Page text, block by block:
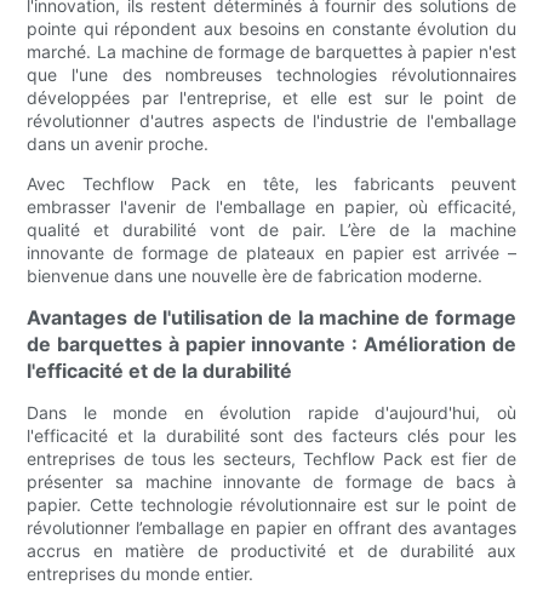
l'innovation, ils restent déterminés à fournir des solutions de
pointe qui répondent aux besoins en constante évolution du
marché. La machine de formage de barquettes à papier n'est
que l'une des nombreuses technologies révolutionnaires
développées par l'entreprise, et elle est sur le point de
révolutionner d'autres aspects de l'industrie de l'emballage
dans un avenir proche.
Avec Techflow Pack en tête, les fabricants peuvent
embrasser l'avenir de l'emballage en papier, où efficacité,
qualité et durabilité vont de pair. L’ère de la machine
innovante de formage de plateaux en papier est arrivée –
bienvenue dans une nouvelle ère de fabrication moderne.
Avantages de l'utilisation de la machine de formage
de barquettes à papier innovante : Amélioration de
l'efficacité et de la durabilité
Dans le monde en évolution rapide d'aujourd'hui, où
l'efficacité et la durabilité sont des facteurs clés pour les
entreprises de tous les secteurs, Techflow Pack est fier de
présenter sa machine innovante de formage de bacs à
papier. Cette technologie révolutionnaire est sur le point de
révolutionner l’emballage en papier en offrant des avantages
accrus en matière de productivité et de durabilité aux
entreprises du monde entier.